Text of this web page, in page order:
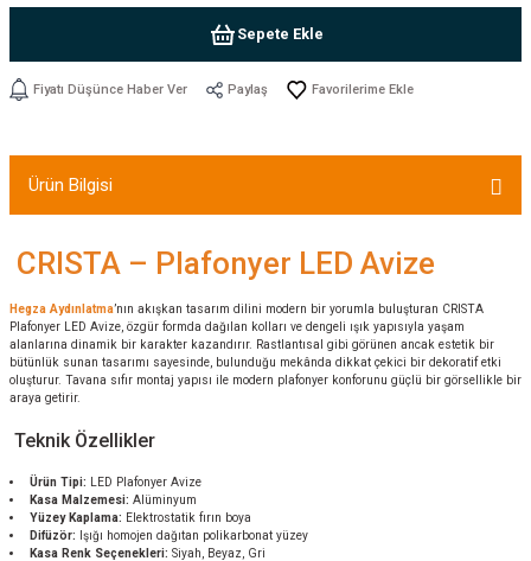
Sepete Ekle
Fiyatı Düşünce Haber Ver Paylaş
Ürün Bilgisi
CRISTA – Plafonyer LED Avize
Hegza Aydınlatma’nın akışkan tasarım dilini modern bir yorumla buluşturan CRISTA
Plafonyer LED Avize, özgür formda dağılan kolları ve dengeli ışık yapısıyla yaşam
alanlarına dinamik bir karakter kazandırır. Rastlantısal gibi görünen ancak estetik bir
bütünlük sunan tasarımı sayesinde, bulunduğu mekânda dikkat çekici bir dekoratif etki
oluşturur. Tavana sıfır montaj yapısı ile modern plafonyer konforunu güçlü bir görsellikle bir
araya getirir.
Teknik Özellikler
Ürün Tipi:
LED Plafonyer Avize
Kasa Malzemesi: Alüminyum
Yüzey Kaplama: Elektrostatik fırın boya
Difüzör:
Işığı homojen dağıtan polikarbonat yüzey
Kasa Renk Seçenekleri: Siyah, Beyaz, Gri